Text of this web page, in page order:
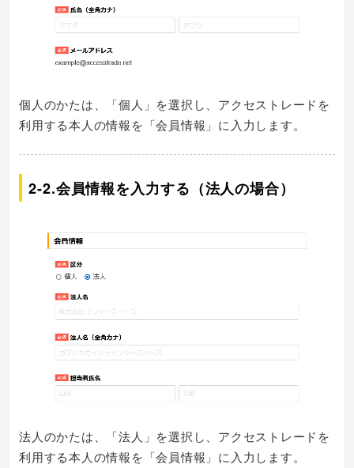
個人のかたは、「個人」を選択し、アクセストレードを
利用する本人の情報を「会員情報」に入力します。
2-2.会員情報を入力する（法人の場合）
法人のかたは、「法人」を選択し、アクセストレードを
利用する本人の情報を「会員情報」に入力します。